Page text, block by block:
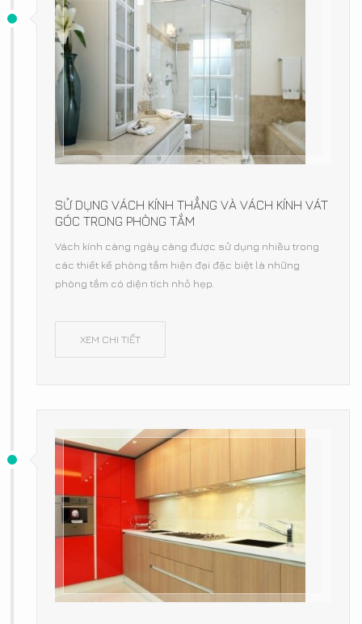
SỬ DỤNG VÁCH KÍNH THẲNG VÀ VÁCH KÍNH VÁT
GÓC TRONG PHÒNG TẮM
Vách kính càng ngày càng được sử dụng nhiều trong
các thiết kế phòng tắm hiện đại đặc biệt là những
phòng tắm có diện tích nhỏ hẹp.
XEM CHI TIẾT